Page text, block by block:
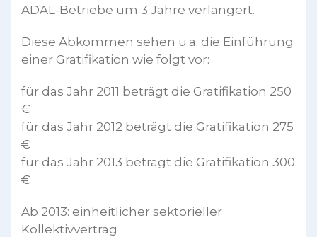
ADAL-Betriebe um 3 Jahre verlängert.
Diese Abkommen sehen u.a. die Einführung
einer Gratifikation wie folgt vor:
für das Jahr 2011 beträgt die Gratifikation 250
€
für das Jahr 2012 beträgt die Gratifikation 275
€
für das Jahr 2013 beträgt die Gratifikation 300
€
Ab 2013: einheitlicher sektorieller
Kollektivvertrag